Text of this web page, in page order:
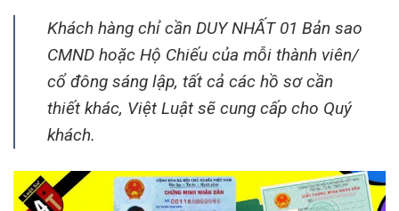
Khách hàng chỉ cần DUY NHẤT 01 Bản sao
CMND hoặc Hộ Chiếu của mỗi thành viên/
cổ đông sáng lập, tất cả các hồ sơ cần
thiết khác, Việt Luật sẽ cung cấp cho Quý
khách.